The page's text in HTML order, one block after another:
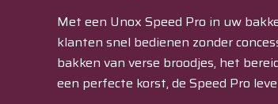
Met een Unox Speed Pro in uw
klanten snel bedienen zonder
bakken van verse broodjes, het
een perfecte korst, de Speed Pro